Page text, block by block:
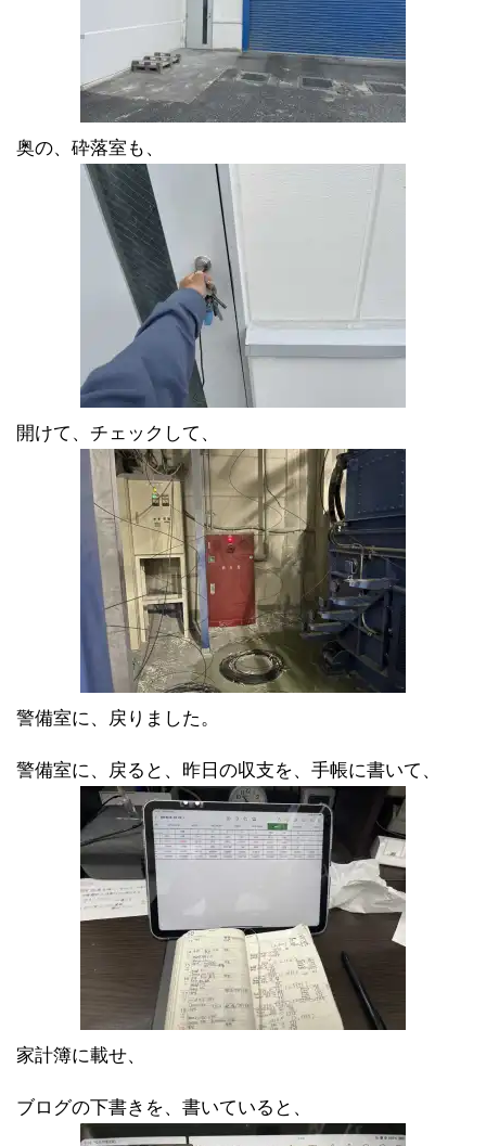
奥の、砕落室も、
開けて、チェックして、
警備室に、戻りました。
警備室に、戻ると、昨日の収支を、手帳に書いて、
家計簿に載せ、
ブログの下書きを、書いていると、